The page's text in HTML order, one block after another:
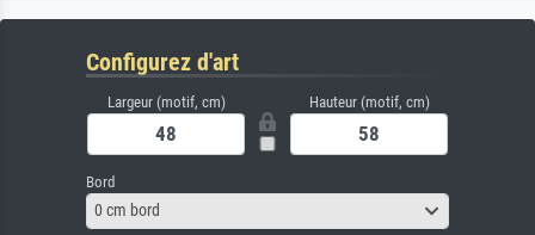
Configurez d'art
Largeur (motif, cm) Hauteur (motif, cm)
Bord
0 cm bord